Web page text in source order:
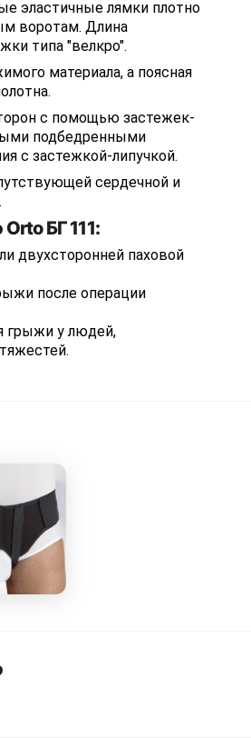
эластичные лямки плотно
воротам. Длина
типа "велкро".
материала, а поясная
с помощью застежек-
подбедренными
с застежкой-липучкой.
сердечной и
БГ 111:
двухсторонней паховой
после операции
грыжи у людей,